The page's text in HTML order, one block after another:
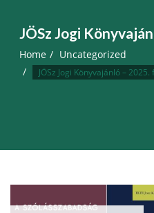
JÖSz Jogi
Home Uncategorized
JÖSz Jogi Könyvajánló –